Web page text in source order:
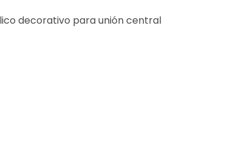
decorativo para unión central